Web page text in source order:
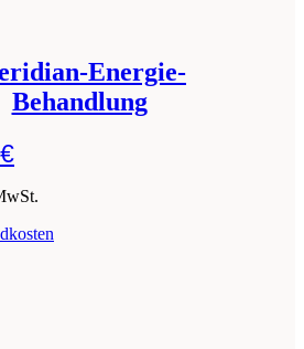
Energie-
Behandlung
€